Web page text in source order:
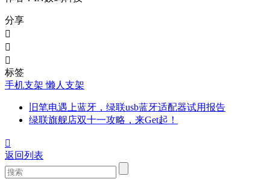
分享



标签
手机支架 懒人支架
旧笔电遇上蓝牙，绿联usb蓝牙适配器试用报告
绿联旗舰店双十一攻略，来Get起！

返回列表